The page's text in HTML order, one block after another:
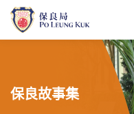
保良故事集